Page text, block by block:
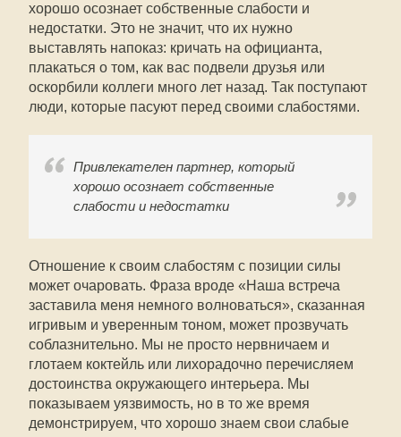
хорошо осознает собственные слабости и
недостатки. Это не значит, что их нужно
выставлять напоказ: кричать на официанта,
плакаться о том, как вас подвели друзья или
оскорбили коллеги много лет назад. Так поступают
люди, которые пасуют перед своими слабостями.
Привлекателен партнер, который
хорошо осознает собственные
слабости и недостатки
Отношение к своим слабостям с позиции силы
может очаровать. Фраза вроде «Наша встреча
заставила меня немного волноваться», сказанная
игривым и уверенным тоном, может прозвучать
соблазнительно. Мы не просто нервничаем и
глотаем коктейль или лихорадочно перечисляем
достоинства окружающего интерьера. Мы
показываем уязвимость, но в то же время
демонстрируем, что хорошо знаем свои слабые